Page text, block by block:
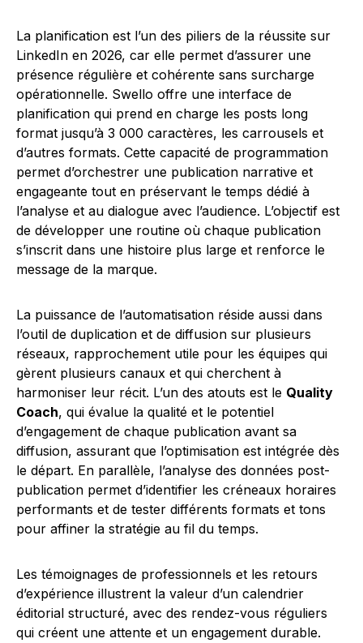
La planification est l’un des piliers de la réussite sur
LinkedIn en 2026, car elle permet d’assurer une
présence régulière et cohérente sans surcharge
opérationnelle. Swello offre une interface de
planification qui prend en charge les posts long
format jusqu’à 3 000 caractères, les carrousels et
d’autres formats. Cette capacité de programmation
permet d’orchestrer une publication narrative et
engageante tout en préservant le temps dédié à
l’analyse et au dialogue avec l’audience. L’objectif est
de développer une routine où chaque publication
s’inscrit dans une histoire plus large et renforce le
message de la marque.
La puissance de l’automatisation réside aussi dans
l’outil de duplication et de diffusion sur plusieurs
réseaux, rapprochement utile pour les équipes qui
gèrent plusieurs canaux et qui cherchent à
harmoniser leur récit. L’un des atouts est le Quality
Coach, qui évalue la qualité et le potentiel
d’engagement de chaque publication avant sa
diffusion, assurant que l’optimisation est intégrée dès
le départ. En parallèle, l’analyse des données post-
publication permet d’identifier les créneaux horaires
performants et de tester différents formats et tons
pour affiner la stratégie au fil du temps.
Les témoignages de professionnels et les retours
d’expérience illustrent la valeur d’un calendrier
éditorial structuré, avec des rendez-vous réguliers
qui créent une attente et un engagement durable.